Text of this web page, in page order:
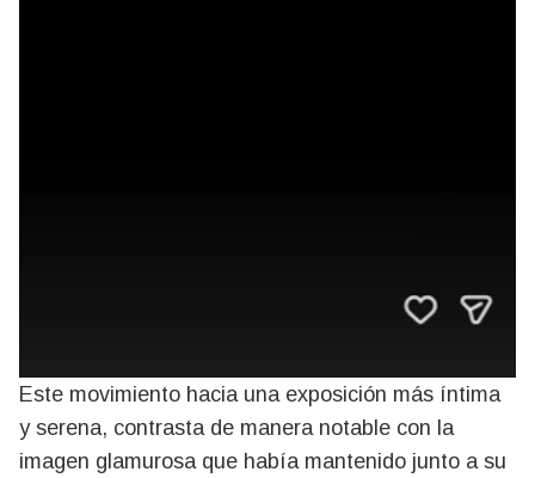
Este movimiento hacia una exposición más íntima
y serena, contrasta de manera notable con la
imagen glamurosa que había mantenido junto a su